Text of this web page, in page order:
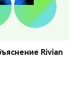
Rivian